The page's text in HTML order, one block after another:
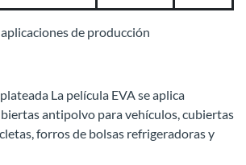
de producción
La película EVA se aplica
antipolvo para vehículos, cubiertas
forros de bolsas refrigeradoras y